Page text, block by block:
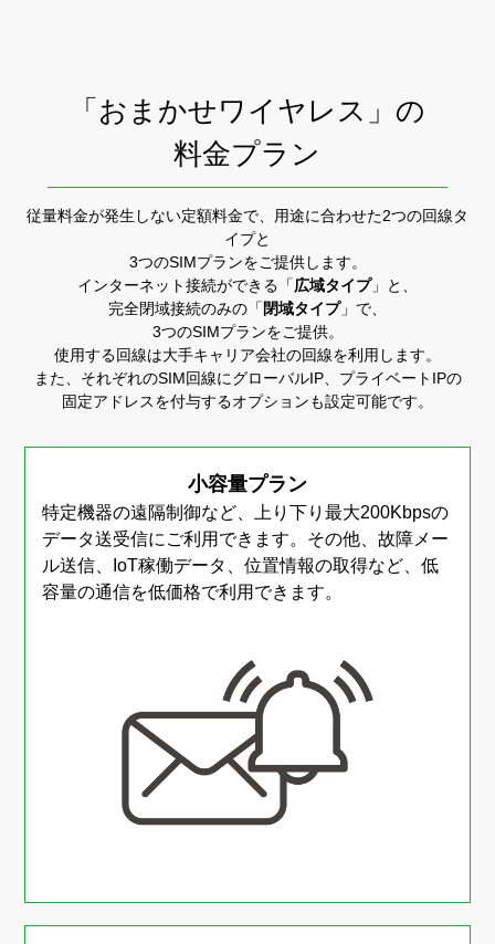
「おまかせワイヤレス」の
料金プラン
従量料金が発生しない定額料金で、用途に合わせた2つの回線タ
イプと
3つのSIMプランをご提供します。
インターネット接続ができる「広域タイプ」と、
完全閉域接続のみの「 閉域タイプ」で、
3つのSIMプランをご提供。
使用する回線は大手キャリア会社の回線を利用します。
また、それぞれのSIM回線にグローバルIP、プライベートIPの
固定アドレスを付与するオプションも設定可能です。
小容量プラン
特定機器の遠隔制御など、上り下り最大200Kbpsの
データ送受信にご利用できます。 その他、故障メー
ル送信、IoT稼働データ、位置情報の取得など、低
容量の通信を低価格で利用できます。